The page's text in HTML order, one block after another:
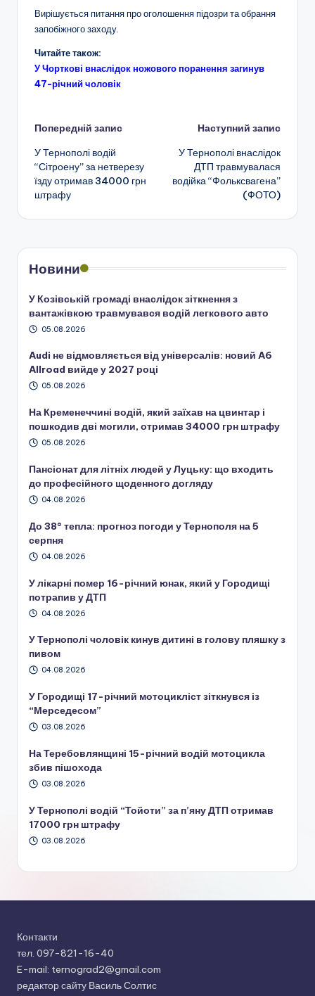
Вирішується питання про оголошення підозри та обрання
запобіжного заходу.
Читайте також:
У Чорткові внаслідок ножового поранення загинув
47-річний чоловік
Навігація
по
запису
Попередній запис
У Тернополі водій
“Сітроену” за нетверезу
їзду отримав 34000 грн
штрафу
Наступний запис
У Тернополі внаслідок
ДТП травмувалася
водійка “Фольксвагена”
(ФОТО)
Новини
У Козівській громаді внаслідок зіткнення з
вантажівкою травмувався водій легкового авто
05.08.2026
Audi не відмовляється від універсалів: новий A6
Allroad вийде у 2027 році
05.08.2026
На Кременеччині водій, який заїхав на цвинтар і
пошкодив дві могили, отримав 34000 грн штрафу
05.08.2026
Пансіонат для літніх людей у Луцьку: що входить
до професійного щоденного догляду
04.08.2026
До 38° тепла: прогноз погоди у Тернополя на 5
серпня
04.08.2026
У лікарні помер 16-річний юнак, який у Городищі
потрапив у ДТП
04.08.2026
У Тернополі чоловік кинув дитині в голову пляшку з
пивом
04.08.2026
У Городищі 17-річний мотоцикліст зіткнувся із
“Мерседесом”
03.08.2026
На Теребовлянщині 15-річний водій мотоцикла
збив пішохода
03.08.2026
У Тернополі водій “Тойоти” за п’яну ДТП отримав
17000 грн штрафу
03.08.2026
Контакти
тел. 097-821-16-40
E-mail: ternograd2@gmail.com
редактор сайту Василь Солтис